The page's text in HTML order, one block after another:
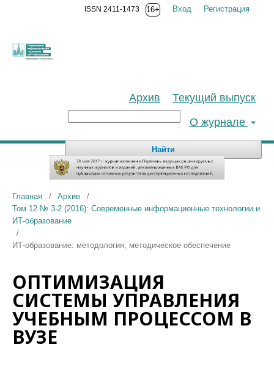
Текущий выпуск
Архив
О журнале
Найти
Регистрация
Вход
ISSN 2411-1473 16+
Главная / Архив
/
Том 12 № 3-2 (2016): Современные информационные технологии и
ИТ-образование
/
ИТ-образование: методология, методическое обеспечение
ОПТИМИЗАЦИЯ
СИСТЕМЫ УПРАВЛЕНИЯ
УЧЕБНЫМ ПРОЦЕССОМ В
ВУЗЕ